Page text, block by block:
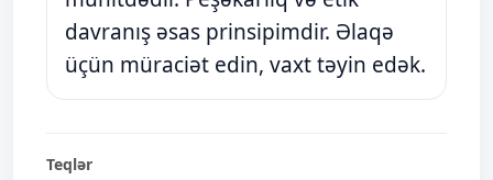
davranış əsas prinsipimdir. Əlaqə
üçün müraciət edin, vaxt təyin edək.
Teqlər